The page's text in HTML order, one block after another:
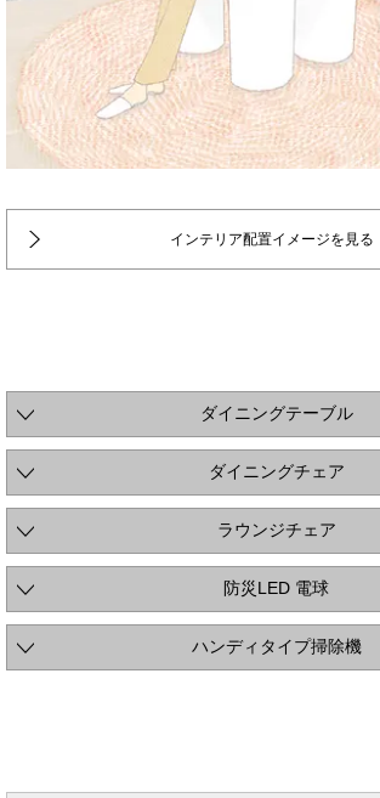
インテリア配置イメージを見る
ダイニングテーブル
ダイニングチェア
ラウンジチェア
防災LED 電球
ハンディタイプ掃除機